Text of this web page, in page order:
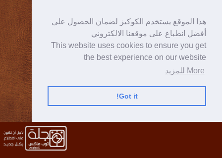
هذا الموقع يستخدم الكوكيز لضمان الحصول على
أفضل انطباع على موقعنا الالكتروني
This website uses cookies to ensure you get
the best experience on our website
More للمزيد
Got it!